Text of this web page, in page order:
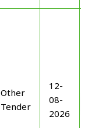
Other
Tender
12-
08-
2026